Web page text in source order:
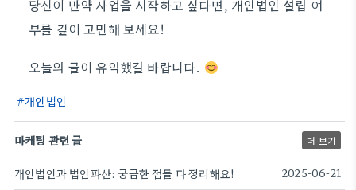
당신이 만약 사업을 시작하고 싶다면, 개인법인 설립 여
부를 깊이 고민해 보세요!
오늘의 글이 유익했길 바랍니다.
개인법인
마케팅 관련 글 더 보기
개인법인과 법인파산: 궁금한 점들 다 정리해요! 2025-06-21